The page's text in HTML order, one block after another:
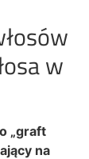
w
„graft
na